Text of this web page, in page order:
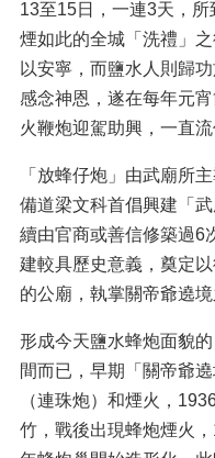
13至15日，一連3天，
煙如此的全城「洗禮」
以安寧，而鹽水人則歸
感念神恩，遂在每年元
火鞭炮迎駕助興，一直流
「放蜂仔炮」由武廟所
備道梁文科首倡興建「
續由官商或善信修築過6
建較具歷史意義，奠定
的公廟，執掌關帝爺遶境
形成今天鹽水蜂炮面貌
間而已，早期「關帝爺
（連珠炮）和煙火，
竹，戰後出現蜂炮煙火